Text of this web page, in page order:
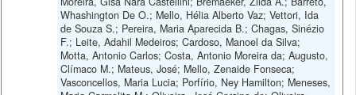
Whashington De O.; Mello, Hélia Alberto Vaz; Vettori, Ida
de Souza S.; Pereira, Maria Aparecida B.; Chagas, Sinézio
F.; Leite, Adahil Medeiros; Cardoso, Manoel da Silva;
Motta, Antonio Carlos; Costa, Antonio Moreira da; Augusto,
Clímaco M.; Mateus, José; Mello, Zenaide Fonseca;
Vasconcellos, Maria Lucia; Porfírio, Ney Hamilton; Meneses,